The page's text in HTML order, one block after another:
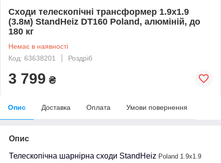
Сходи телескопічні трансформер 1.9х1.9
(3.8м) StandHeiz DT160 Poland, алюміній, до
180 кг
Немає в наявності
Код: 63638201
Роздріб
3 799 ₴
Опис Доставка Оплата Умови повернення
Опис
Телескопічна шарнірна сходи StandHeiz Poland 1.9х1.9